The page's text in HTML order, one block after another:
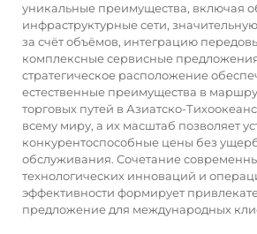
уникальные преимущества, включая
инфраструктурные сети,
за счёт объёмов, интеграцию
комплексные сервисные
стратегическое расположение
естественные преимущества в
торговых путей в Азиатско-
всему миру, а их масштаб позволяет
конкурентоспособные цены без
обслуживания. Сочетание
технологических инноваций и
эффективности формирует
предложение для международных